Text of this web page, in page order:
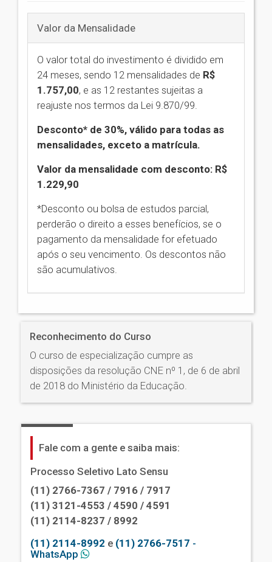
Valor da Mensalidade
O valor total do investimento é dividido em
24 meses, sendo 12 mensalidades de R$
1.757,00, e as 12 restantes sujeitas a
reajuste nos termos da Lei 9.870/99.
Desconto* de 30%, válido para todas as
mensalidades, exceto a matrícula.
Valor da mensalidade com desconto: R$
1.229,90
*Desconto ou bolsa de estudos parcial,
perderão o direito a esses benefícios, se o
pagamento da mensalidade for efetuado
após o seu vencimento. Os descontos não
são acumulativos.
Reconhecimento do Curso
O curso de especialização cumpre as
disposições da resolução CNE nº 1, de 6 de abril
de 2018 do Ministério da Educação.
Fale com a gente e saiba mais:
Processo Seletivo Lato Sensu
(11) 2766-7367 / 7916 / 7917
(11) 3121-4553 / 4590 / 4591
(11) 2114-8237 / 8992
(11) 2114-8992 e (11) 2766-7517 -
WhatsApp